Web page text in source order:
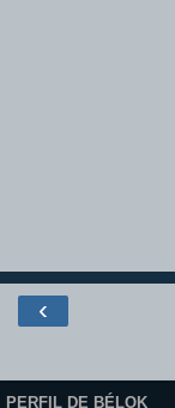
‹
PERFIL DE BÉLOK